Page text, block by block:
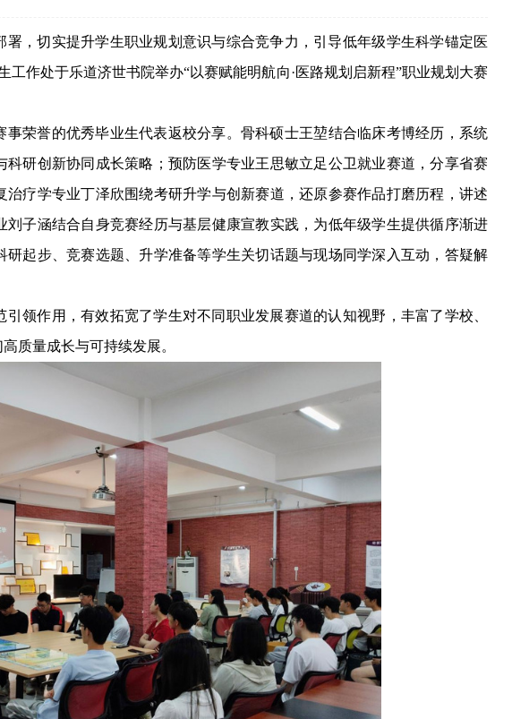
，切实提升学生职业规划意识与综合竞争力，引导低年级学生科学锚定医
工作处于乐道济世书院举办“以赛赋能明航向·医路规划启新程”职业规划大赛
事荣誉的优秀毕业生代表返校分享。骨科硕士王堃结合临床考博经历，系统
科研创新协同成长策略； 预防医学专业王思敏立足公卫就业赛道，分享省赛
治疗学专业丁泽欣围绕考研升学与创新赛道，还原参赛作品打磨历程 ， 讲述
刘子涵结合自身竞赛经历与基层健康宣教实践， 为低年级学生提供循序渐进
研起步、竞赛选题、升学准备等学生关切话题与现场同学深入互动，答疑解
领作用，有效拓宽了学生对不同 职业发展赛道的认知视野，丰富了学校、
高质量成长与可持续发展。